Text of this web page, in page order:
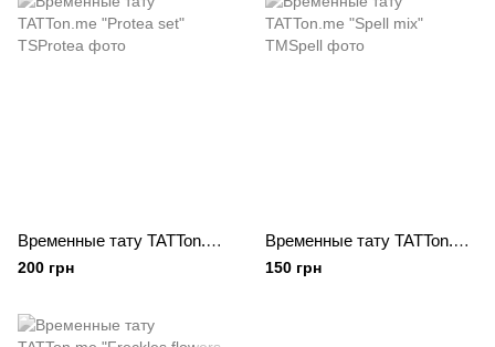
Временные тату TATTon.me "Protea set"
200 грн
Временные тату TATTon.me "Spell mix"
150 грн